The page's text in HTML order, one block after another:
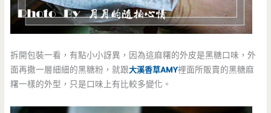
拆開包裝一看，有點小小訝異，因為這麻糬的外皮是黑糖口味，外
面再撒一層細細的黑糖粉，就跟大溪香草AMY裡面所販賣的黑糖麻
糬一樣的外型，只是口味上有比較多變化。